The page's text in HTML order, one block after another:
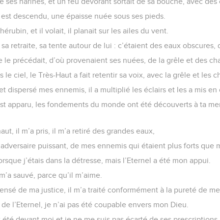
descendu, une épaisse nuée sous ses pieds.
et il volait, il planait sur les ailes du vent.
retraite, sa tente autour de lui : c’étaient des eaux obscures,
le précédait, d’où provenaient ses nuées, de la grêle et des
le ciel, le Très-Haut a fait retentir sa voix, avec la grêle et les
dispersé mes ennemis, il a multiplié les éclairs et les a mis en
apparu, les fondements du monde ont été découverts à ta
il m’a pris, il m’a retiré des grandes eaux,
puissant, de mes ennemis qui étaient plus forts que
j’étais dans la détresse, mais l’Eternel a été mon appui.
sauvé, parce qu’il m’aime.
de ma justice, il m’a traité conformément à la pureté de
l’Eternel, je n’ai pas été coupable envers mon Dieu.